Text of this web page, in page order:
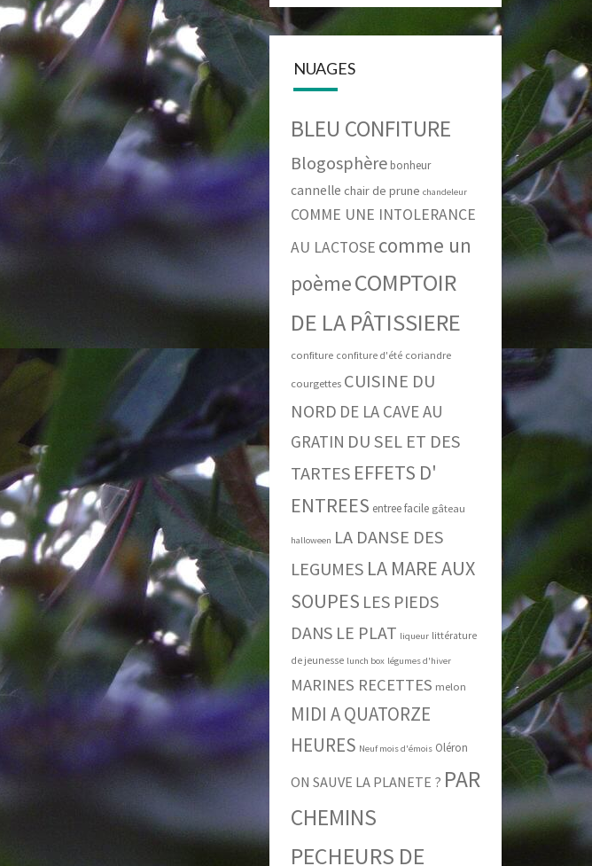
NUAGES
BLEU CONFITURE
Blogosphère bonheur
cannelle chair de prune chandeleur
COMME UNE INTOLERANCE
AU LACTOSE comme un
poèmeCOMPTOIR
DE LA PÂTISSIERE
confiture confiture d'été coriandre
courgettes CUISINE DU
NORD DE LA CAVE AU
GRATIN DU SEL ET DES
TARTES EFFETS D'
ENTREES entree facile gâteau
halloween LA DANSE DES
LEGUMES LA MARE AUX
SOUPES LES PIEDS
DANS LE PLAT liqueur littérature
de jeunesse lunch box légumes d'hiver
MARINES RECETTES melon
MIDI A QUATORZE
HEURES Neuf mois d'émois Oléron
ON SAUVE LA PLANETE ? PAR
CHEMINS
PECHEURS DE